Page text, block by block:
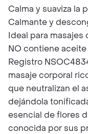
Calma y suaviza la
Calmante y
Ideal para
NO contiene
Registro
masaje corporal
que neutralizan el
dejándola
esencial de flores
conocida por sus